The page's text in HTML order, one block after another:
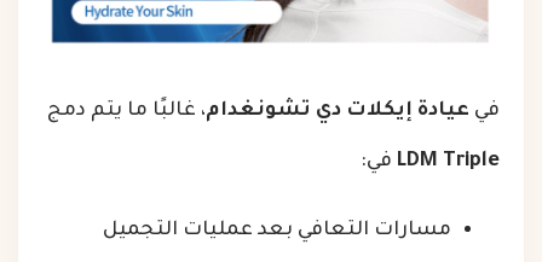
في عيادة إيكلات دي تشونغدام، غالبًا ما يتم دمج
LDM Triple في:
مسارات التعافي بعد عمليات التجميل